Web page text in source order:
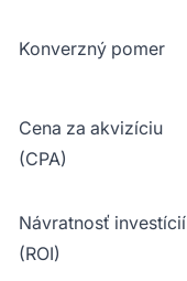
Konverzný pomer
Cena za akvizíciu
(CPA)
Návratnosť investícií
(ROI)